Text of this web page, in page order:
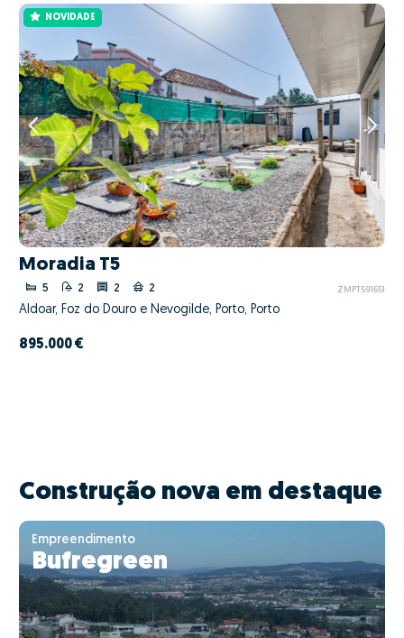
NOVIDADE
Moradia T5
5 2 2 2 ZMPT591651
Aldoar, Foz do Douro e Nevogilde, Porto, Porto
895.000 €
Construção nova em destaque
Empreendimento
Bufregreen